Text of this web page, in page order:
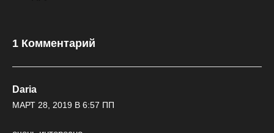
1 Комментарий
Daria
МАРТ 28, 2019 В 6:57 ПП